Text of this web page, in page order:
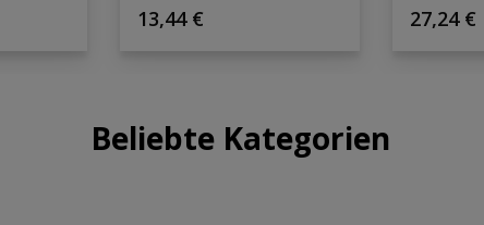
Regulärer Preis:
13,44 € 27,24 €
Beliebte Kategorien